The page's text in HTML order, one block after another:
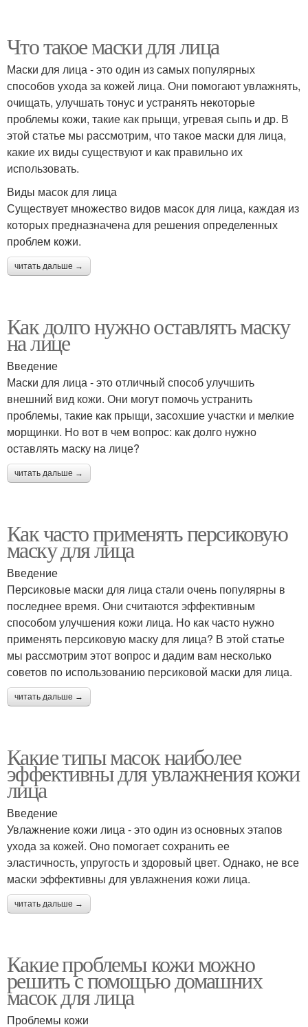
Что такое маски для лица
Маски для лица - это один из самых популярных
способов ухода за кожей лица. Они помогают увлажнять,
очищать, улучшать тонус и устранять некоторые
проблемы кожи, такие как прыщи, угревая сыпь и др. В
этой статье мы рассмотрим, что такое маски для лица,
какие их виды существуют и как правильно их
использовать.
Виды масок для лица
Существует множество видов масок для лица, каждая из
которых предназначена для решения определенных
проблем кожи.
читать дальше →
Как долго нужно оставлять маску
на лице
Введение
Маски для лица - это отличный способ улучшить
внешний вид кожи. Они могут помочь устранить
проблемы, такие как прыщи, засохшие участки и мелкие
морщинки. Но вот в чем вопрос: как долго нужно
оставлять маску на лице?
читать дальше →
Как часто применять персиковую
маску для лица
Введение
Персиковые маски для лица стали очень популярны в
последнее время. Они считаются эффективным
способом улучшения кожи лица. Но как часто нужно
применять персиковую маску для лица? В этой статье
мы рассмотрим этот вопрос и дадим вам несколько
советов по использованию персиковой маски для лица.
читать дальше →
Какие типы масок наиболее
эффективны для увлажнения кожи
лица
Введение
Увлажнение кожи лица - это один из основных этапов
ухода за кожей. Оно помогает сохранить ее
эластичность, упругость и здоровый цвет. Однако, не все
маски эффективны для увлажнения кожи лица.
читать дальше →
Какие проблемы кожи можно
решить с помощью домашних
масок для лица
Проблемы кожи